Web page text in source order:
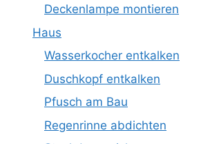
Deckenlampe montieren
Haus
Wasserkocher entkalken
Duschkopf entkalken
Pfusch am Bau
Regenrinne abdichten